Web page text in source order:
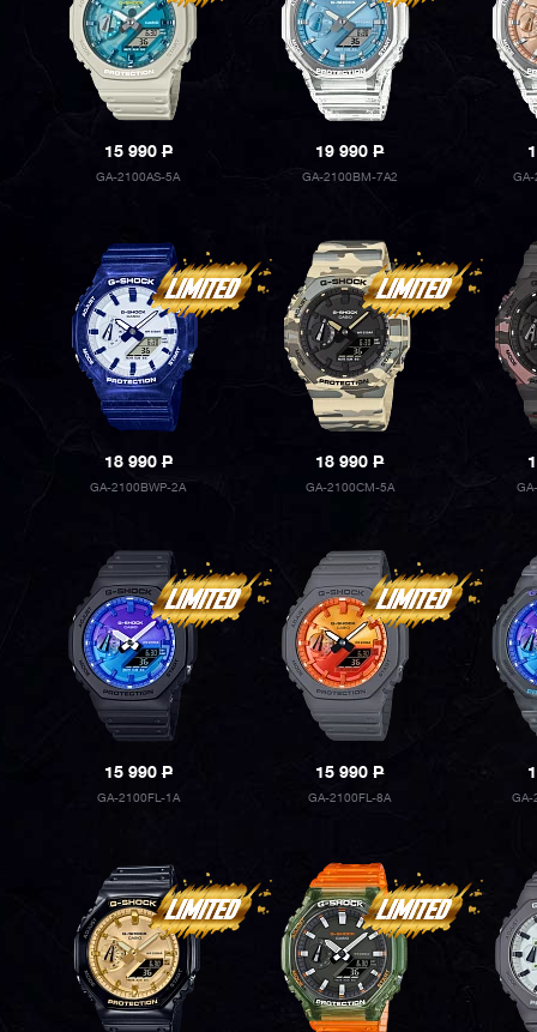
15 990P
GA-2100AS-5A
19 990P
GA-2100BM-7A2
18 990P
GA-2100BWP-2A
18 990P
GA-2100CM-5A
15 990P
GA-2100FL-1A
15 990P
GA-2100FL-8A GA-